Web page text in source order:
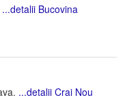
...detalii Bucovina
...detalii Crai Nou